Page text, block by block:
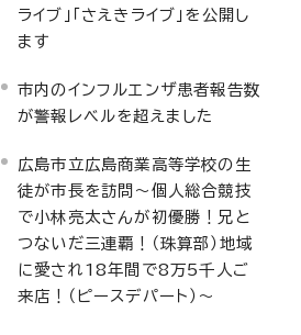
ライブ」「さえきライブ」を公開し
ます
市内のインフルエンザ患者報告数
が警報レベルを超えました
広島市立広島商業高等学校の生
徒が市長を訪問～個人総合競技
で小林亮太さんが初優勝！兄と
つないだ三連覇！（珠算部）地域
に愛され18年間で8万5千人ご
来店！（ピースデパート）～